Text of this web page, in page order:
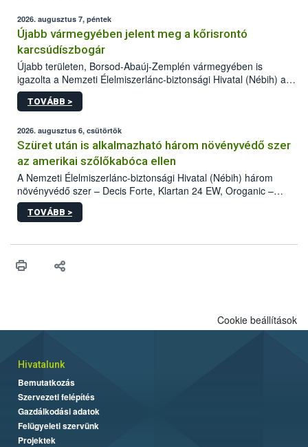
2026. augusztus 7, péntek
Újabb vármegyében jelent meg a kőrisrontó
karcsúdíszbogár
Újabb területen, Borsod-Abaúj-Zemplén vármegyében is
igazolta a Nemzeti Élelmiszerlánc-biztonsági Hivatal (Nébih) a
kőrisrontó karcsúdíszbogár (Agrilus planipennis) jelenlétét. A
kártevőt nem csak színcsapdában találták meg, de már fertőzött
az intenzív felderítést, emellett az intézkedéseket a szlovák
hatósággal is összehangolják a terjedés megállítása érdekében.
TOVÁBB >
2026. augusztus 6, csütörtök
Szüret után is alkalmazható három növényvédő szer
az amerikai szőlőkabóca ellen
A Nemzeti Élelmiszerlánc-biztonsági Hivatal (Nébih) három
növényvédő szer – Decis Forte, Klartan 24 EW, Oroganic –
engedélyokiratát módosította, így azok a szüretet követően,
egészen a vesszőérettség (BBCH 91) stádiumáig
érésű szőlőkben is legyen lehetőség a károsító elleni további
felhasználók számára is elérhető és ökológiai termesztésben is
TOVÁBB >
Cookie beállítások
Hivatalunk
Bemutatkozás
Szervezeti felépítés
Gazdálkodási adatok
Felügyeleti szervünk
Projektek